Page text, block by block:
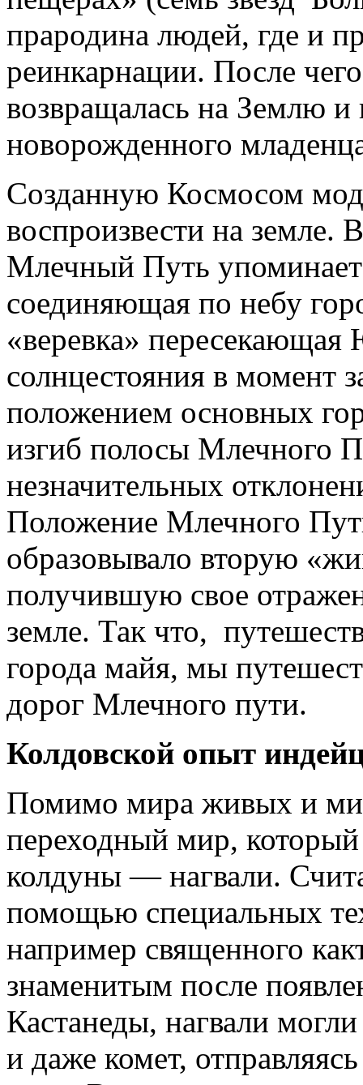
прародина людей, где и
реинкарнации. После
возвращалась на Землю и
новорожденного
Созданную Космосом
воспроизвести на земле.
Млечный Путь
соединяющая по небу
«веревка» пересекающая
солнцестояния в момент
положением основных
изгиб полосы Млечного
незначительных
Положение Млечного
образовывало вторую
получившую свое
земле. Так что,
города майя, мы
дорог Млечного пути.
Колдовской опыт
Помимо мира живых и
переходный мир,
колдуны — нагвали.
помощью специальных
например священного
знаменитым после
Кастанеды, нагвали
и даже комет,